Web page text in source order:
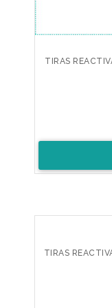
TIRAS
TIRAS